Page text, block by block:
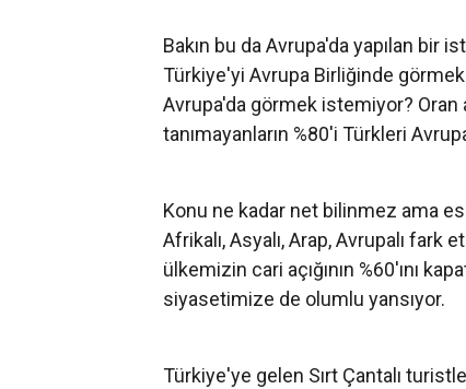
Bakın bu da Avrupa'da yapılan bir
Türkiye'yi Avrupa Birliğinde
Avrupa'da görmek istemiyor?
tanımayanların %80'i Türkleri
Konu ne kadar net bilinmez ama
Afrikalı, Asyalı, Arap, Avrupalı fark
ülkemizin cari açığının %60'ını
siyasetimize de olumlu yansıyor.
Türkiye'ye gelen Sırt Çantalı